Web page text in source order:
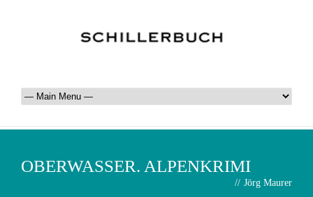
OBERWASSER. ALPENKRIMI
// Jörg Maurer